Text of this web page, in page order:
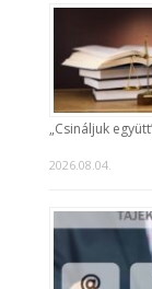
„Csináljuk
2026.08.04.